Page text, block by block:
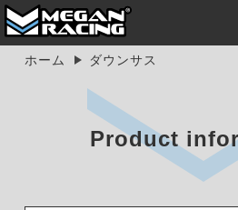
ホーム ダウンサス
Product